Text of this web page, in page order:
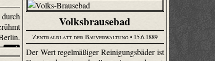
Volksbrausebad
Zentralblatt der Bauverwaltung• 15.6.1889
Der Wert regelmäßiger Reinigungsbäder ist